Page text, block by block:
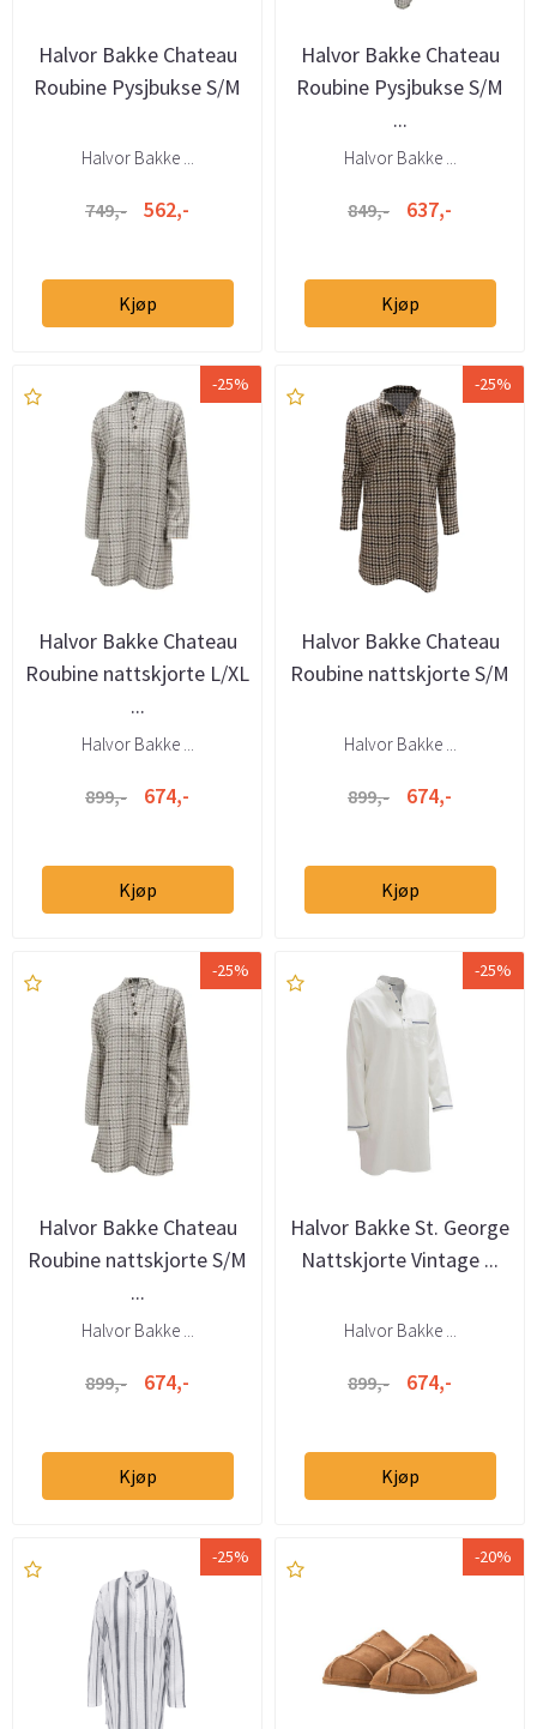
Halvor Bakke Chateau
Roubine Pysjbukse S/M
Halvor Bakke ...
749,- 562,-
Kjøp
Halvor Bakke Chateau
Roubine Pysjbukse S/M
...
Halvor Bakke ...
849,- 637,-
Kjøp
-25%
Halvor Bakke Chateau
Roubine nattskjorte L/XL
...
Halvor Bakke ...
899,- 674,-
Kjøp
-25%
Halvor Bakke Chateau
Roubine nattskjorte S/M
Halvor Bakke ...
899,- 674,-
Kjøp
-25%
Halvor Bakke Chateau
Roubine nattskjorte S/M
...
Halvor Bakke ...
899,- 674,-
Kjøp
-25%
Halvor Bakke St. George
Nattskjorte Vintage ...
Halvor Bakke ...
899,- 674,-
Kjøp
-25% -20%